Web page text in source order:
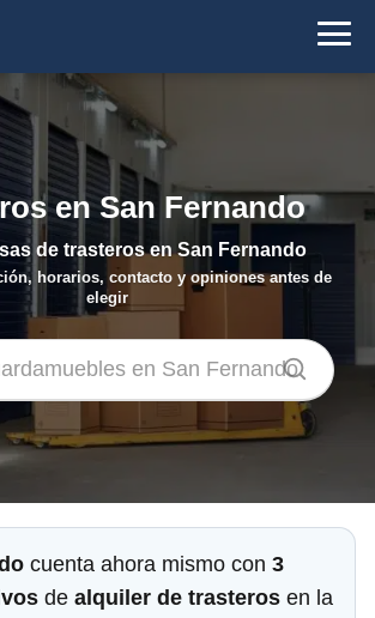
en San Fernando
de trasteros en San Fernando
horarios, contacto y opiniones antes de
elegir
cuenta ahora mismo con 3
de alquiler de trasteros en la